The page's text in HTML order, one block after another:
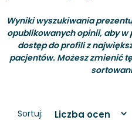
Wyniki wyszukiwania
opublikowanych opinii, aby w
dostęp do profili z
pacjentów. Możesz zmienić
Sortuj: